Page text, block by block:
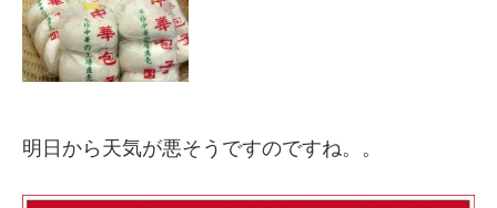
明日から天気が悪そうですのですね。。